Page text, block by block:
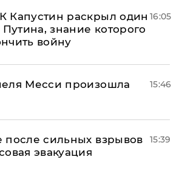
Капустин раскрыл один
знание которого
войну
16:05
Месси произошла
15:46
после сильных взрывов
эвакуация
15:39